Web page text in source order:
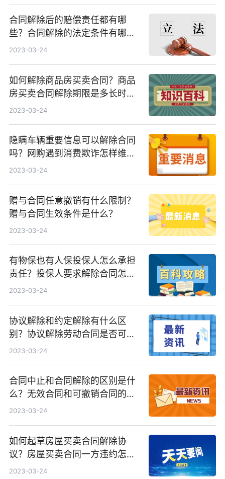
合同解除后的赔偿责任都有哪
些？合同解除的法定条件有哪
些？
2023-03-24
如何解除商品房买卖合同？商品
房买卖合同解除期限是多长时
间？
2023-03-24
隐瞒车辆重要信息可以解除合同
吗？网购遇到消费欺诈怎样维
权?
2023-03-24
赠与合同任意撤销有什么限制？
赠与合同生效条件是什么？
2023-03-24
有物保也有人保投保人怎么承担
责任？投保人要求解除合同怎么
办？
2023-03-24
协议解除和约定解除有什么区
别？协议解除劳动合同是否可以
领失业金？
2023-03-24
合同中止和合同解除的区别是什
么？无效合同和可撤销合同的区
别有哪些？
2023-03-24
如何起草房屋买卖合同解除协
议？房屋买卖合同一方违约怎么
办？
2023-03-24